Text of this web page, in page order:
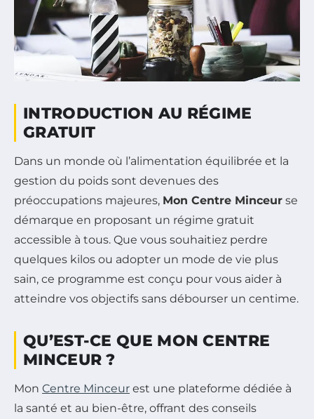
INTRODUCTION AU RÉGIME
GRATUIT
Dans un monde où l’alimentation équilibrée et la
gestion du poids sont devenues des
préoccupations majeures, Mon Centre Minceur se
démarque en proposant un régime gratuit
accessible à tous. Que vous souhaitiez perdre
quelques kilos ou adopter un mode de vie plus
sain, ce programme est conçu pour vous aider à
atteindre vos objectifs sans débourser un centime.
QU’EST-CE QUE MON CENTRE
MINCEUR ?
Mon Centre Minceur est une plateforme dédiée à
la santé et au bien-être, offrant des conseils